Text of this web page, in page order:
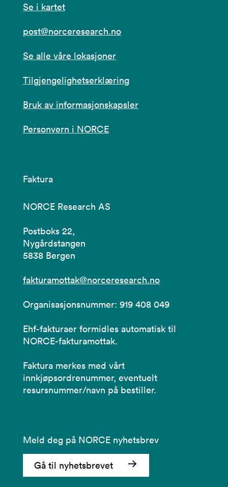
Se i kartet
post@norceresearch.no
Se alle våre lokasjoner
Tilgjengelighetserklæring
Bruk av informasjonskapsler
Personvern i NORCE
Faktura
NORCE Research AS
Postboks 22,
Nygårdstangen
5838 Bergen
fakturamottak@norceresearch.no
Organisasjonsnummer: 919 408 049
Ehf-fakturaer formidles automatisk til
NORCE-fakturamottak.
Faktura merkes med vårt
innkjøpsordrenummer, eventuelt
resursnummer/navn på bestiller.
Meld deg på NORCE nyhetsbrev
Gå til nyhetsbrevet